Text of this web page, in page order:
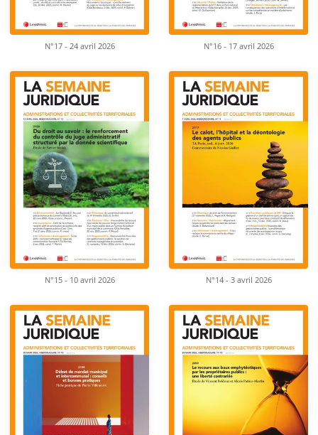
N°17 - 24 avril 2026 N°16 - 17 avril 2026
N°15 - 10 avril 2026 N°14 - 3 avril 2026